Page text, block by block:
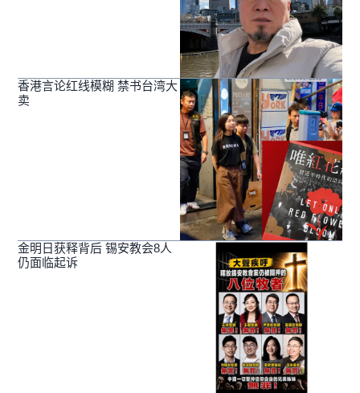
香港言论红线模糊 禁书台湾大
卖
金明日获释背后 锡安教会8人
仍面临起诉